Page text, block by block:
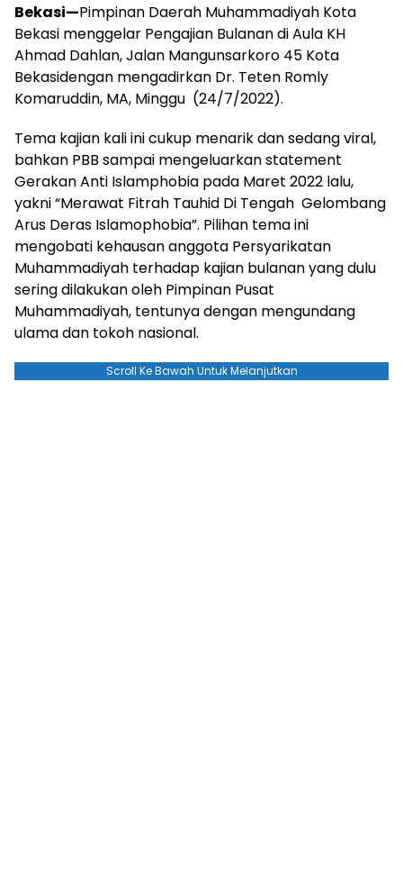
Bekasi—Pimpinan Daerah Muhammadiyah Kota
Bekasi menggelar Pengajian Bulanan di Aula KH
Ahmad Dahlan, Jalan Mangunsarkoro 45 Kota
Bekasidengan mengadirkan Dr. Teten Romly
Komaruddin, MA, Minggu (24/7/2022).
Tema kajian kali ini cukup menarik dan sedang viral,
bahkan PBB sampai mengeluarkan statement
Gerakan Anti Islamphobia pada Maret 2022 lalu,
yakni “Merawat Fitrah Tauhid Di Tengah Gelombang
Arus Deras Islamophobia”. Pilihan tema ini
mengobati kehausan anggota Persyarikatan
Muhammadiyah terhadap kajian bulanan yang dulu
sering dilakukan oleh Pimpinan Pusat
Muhammadiyah, tentunya dengan mengundang
ulama dan tokoh nasional.
Scroll Ke Bawah Untuk Melanjutkan